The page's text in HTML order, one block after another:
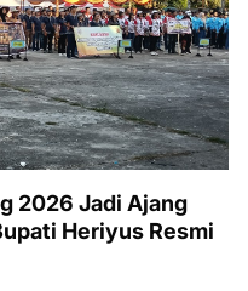
2026 Jadi Ajang
Heriyus Resmi